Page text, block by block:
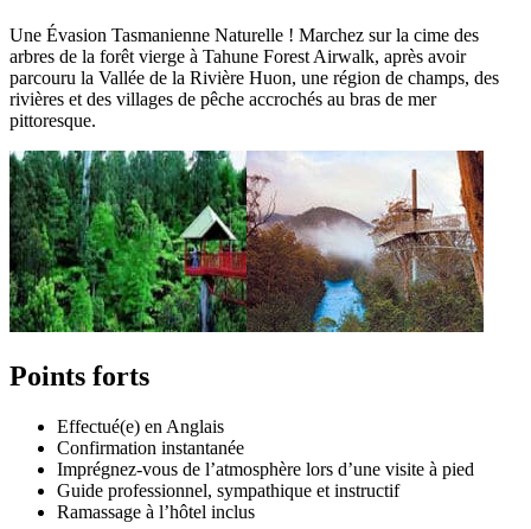
Une Évasion Tasmanienne Naturelle ! Marchez sur la cime des
arbres de la forêt vierge à Tahune Forest Airwalk, après avoir
parcouru la Vallée de la Rivière Huon, une région de champs, des
rivières et des villages de pêche accrochés au bras de mer
pittoresque.
Points forts
Effectué(e) en Anglais
Confirmation instantanée
Imprégnez-vous de l’atmosphère lors d’une visite à pied
Guide professionnel, sympathique et instructif
Ramassage à l’hôtel inclus